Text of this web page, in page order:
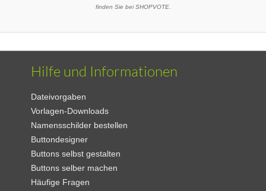
finden Sie bei SHOPVOTE.
Hilfe und Informationen
Dateivorgaben
Vorlagen-Downloads
Namensschilder bestellen
Buttondesigner
Buttons selbst gestalten
Buttons selber machen
Häufige Fragen